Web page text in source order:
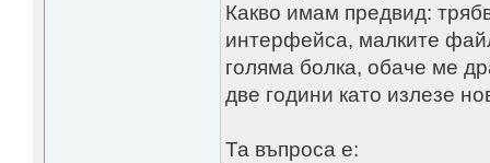
Какво имам предвид:
интерфейса, малките
голяма болка, обаче ме
две години като излезе
Та въпроса е: